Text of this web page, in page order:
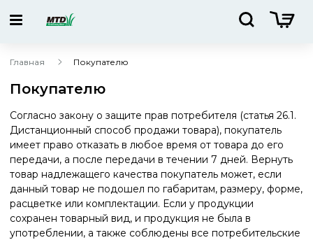
Главная Покупателю
Покупателю
Согласно закону о защите прав потребителя (статья 26.1.
Дистанционный способ продажи товара), покупатель
имеет право отказать в любое время от товара до его
передачи, а после передачи в течении 7 дней. Вернуть
товар надлежащего качества покупатель может, если
данный товар не подошел по габаритам, размеру, форме,
расцветке или комплектации. Если у продукции
сохранен товарный вид, и продукция не была в
употреблении, а также соблюдены все потребительские